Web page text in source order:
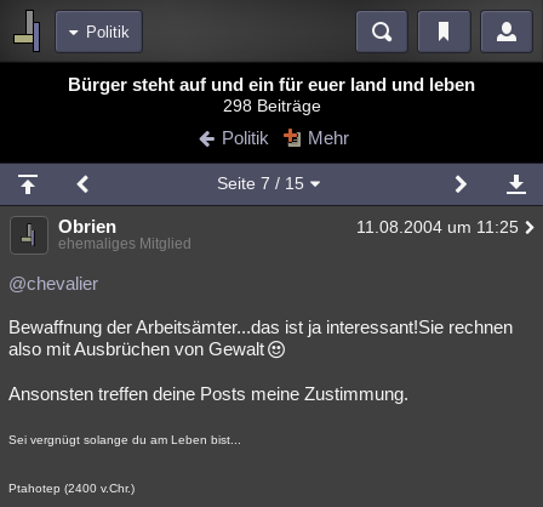
Politik
Bereiche
Blogs Videos
Chat Wiki Neuigkeiten
meine Rubriken
Menschen Mystery Kriminalfälle
Spiritualität
Natur Umfragen Unterhaltung
Philosophie Träume Orte Esoterik Literatur
Astronomie Helpdesk Gruppen
Musik Clash
Bürger steht auf und ein für euer land und leben
298 Beiträge
Politik Mehr
Seite 7 / 15
Obrien 11.08.2004 um 11:25
ehemaliges Mitglied
@chevalier
Bewaffnung der Arbeitsämter...das ist ja interessant!Sie rechnen
also mit Ausbrüchen von Gewalt
Ansonsten treffen deine Posts meine Zustimmung.
Sei vergnügt solange du am Leben bist...
Ptahotep (2400 v.Chr.)